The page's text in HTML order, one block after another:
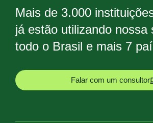
Mais de 3.000
já estão utilizando nossa
todo o Brasil e mais 7
Falar com um consultor